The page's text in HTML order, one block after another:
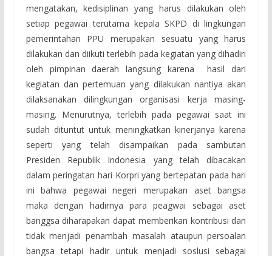
mengatakan, kedisiplinan yang harus dilakukan oleh
setiap pegawai terutama kepala SKPD di lingkungan
pemerintahan PPU merupakan sesuatu yang harus
dilakukan dan diikuti terlebih pada kegiatan yang dihadiri
oleh pimpinan daerah langsung karena hasil dari
kegiatan dan pertemuan yang dilakukan nantiya akan
dilaksanakan dilingkungan organisasi kerja masing-
masing. Menurutnya, terlebih pada pegawai saat ini
sudah dituntut untuk meningkatkan kinerjanya karena
seperti yang telah disampaikan pada sambutan
Presiden Republik Indonesia yang telah dibacakan
dalam peringatan hari Korpri yang bertepatan pada hari
ini bahwa pegawai negeri merupakan aset bangsa
maka dengan hadirnya para peagwai sebagai aset
banggsa diharapakan dapat memberikan kontribusi dan
tidak menjadi penambah masalah ataupun persoalan
bangsa tetapi hadir untuk menjadi soslusi sebagai